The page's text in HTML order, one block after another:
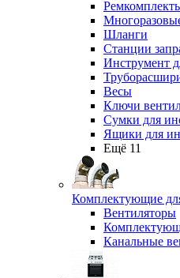
Шланги
Станции
Инструмент
Весы
Ключи
Сумки для
Ящики для
Ещё 11
Комплектующие
Вентиляторы
Канальные